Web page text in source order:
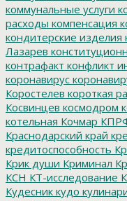
коммунальные услуги
расходы компенсация
кондитерские изделия
Лазарев
контрафакт конфликт
коронавирус
Коростелев короткая
Косвинцев космодром
котельная Кочмар
Краснодарский край
кредитоспособность
Крик души Криминал
КСН КТ-исследование
Кудесник кудо